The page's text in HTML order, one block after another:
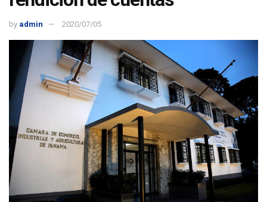
by admin 2020/07/05